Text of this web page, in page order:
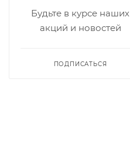
Будьте в курсе наших
акций и новостей
ПОДПИСАТЬСЯ